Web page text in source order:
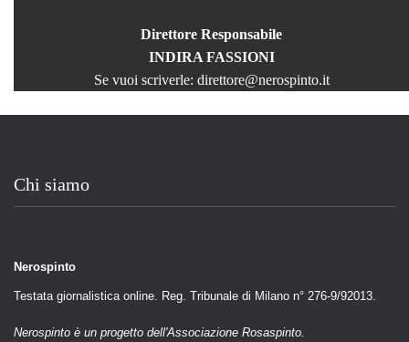
Direttore Responsabile
INDIRA FASSIONI
Se vuoi scriverle: direttore@nerospinto.it
Chi siamo
Nerospinto
Testata giornalistica online. Reg. Tribunale di Milano n° 276-9/92013.
Nerospinto è un progetto dell'Associazione Rosaspinto.